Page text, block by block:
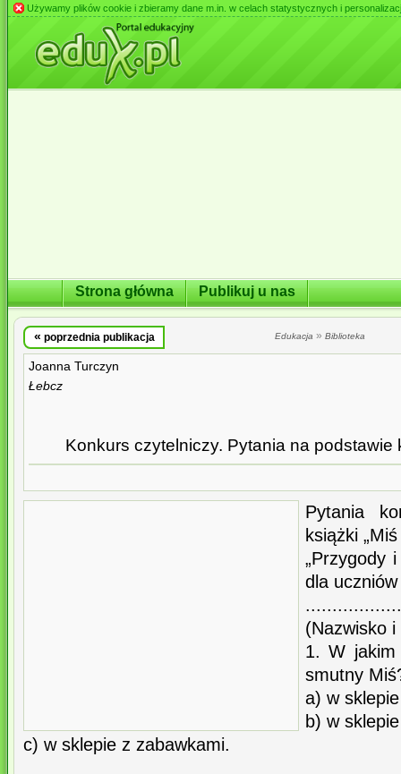
Używamy plików cookie i zbieramy dane m.in. w celach statystycznych i
Strona główna Publikuj u nas
« poprzednia publikacja Edukacja » Biblioteka
Joanna Turczyn
Łebcz
Konkurs czytelniczy. Pytania na podstawie
Pytania
książki
„Przygody
dla
(Nazwisko i
1. W jakim
smutny
a) w
b) w
c) w sklepie z zabawkami.